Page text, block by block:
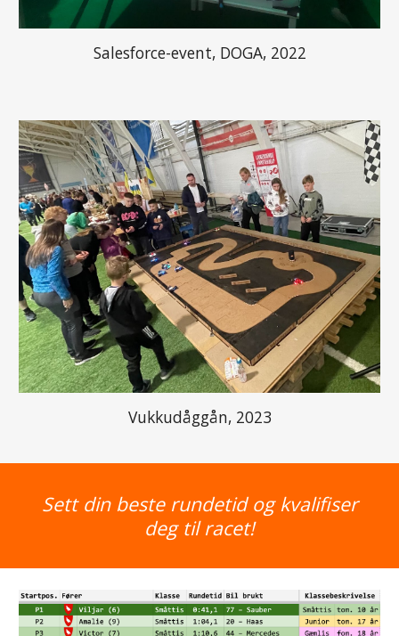
Salesforce-event, DOGA, 2022
Vukkudåggån, 2023
Sett din beste rundetid og kvalifiser
deg til racet!